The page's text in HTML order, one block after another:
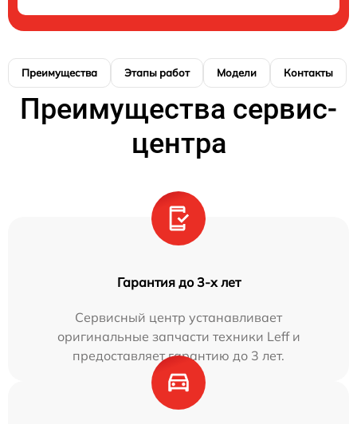
Преимущества Этапы работ Модели Контакты
Преимущества сервис-
центра
Гарантия до 3-х лет
Сервисный центр устанавливает
оригинальные запчасти техники Leff и
предоставляет гарантию до 3 лет.